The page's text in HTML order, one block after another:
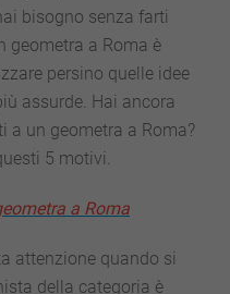
bisogno senza farti
geometra a Roma è
persino quelle idee
assurde. Hai ancora
a un geometra a Roma?
5 motivi.
a Roma
attenzione quando si
della categoria è